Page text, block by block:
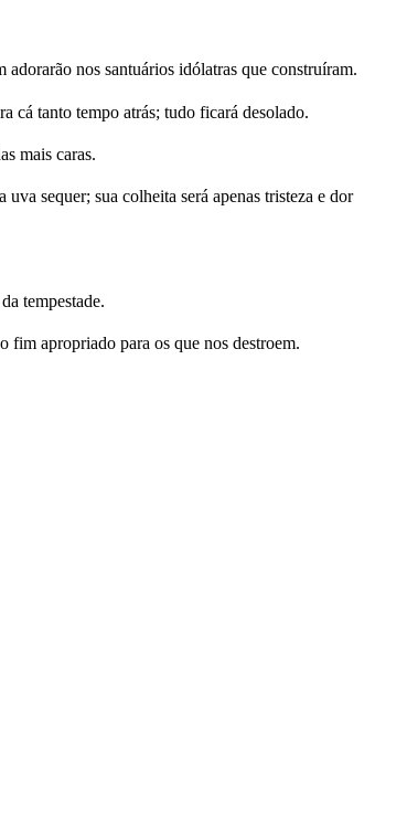
adorarão nos santuários idólatras que construíram.
cá tanto tempo atrás; tudo ficará desolado.
mais caras.
sequer; sua colheita será apenas tristeza e dor
tempestade.
fim apropriado para os que nos destroem.